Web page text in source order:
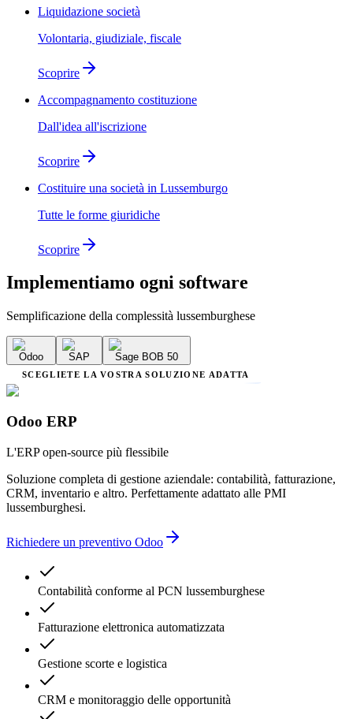
Liquidazione società
Volontaria, giudiziale, fiscale
Scoprire
Accompagnamento costituzione
Dall'idea all'iscrizione
Scoprire
Costituire una società in Lussemburgo
Tutte le forme giuridiche
Scoprire
Implementiamo ogni software
Semplificazione della complessità lussemburghese
Odoo SAP Sage BOB 50
SCEGLIETE LA VOSTRA SOLUZIONE ADATTA
Odoo ERP
L'ERP open-source più flessibile
Soluzione completa di gestione aziendale: contabilità, fatturazione,
CRM, inventario e altro. Perfettamente adattato alle PMI
lussemburghesi.
Richiedere un preventivo Odoo
Contabilità conforme al PCN lussemburghese
Fatturazione elettronica automatizzata
Gestione scorte e logistica
CRM e monitoraggio delle opportunità